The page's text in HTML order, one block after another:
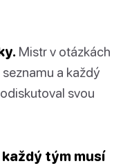
Mistr v otázkách
a každý
svou
každý tým musí